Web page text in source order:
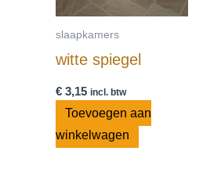
slaapkamers
witte spiegel
€ 3,15 incl. btw
Toevoegen aan
winkelwagen